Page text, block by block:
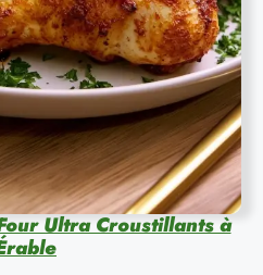
Ultra Croustillants à